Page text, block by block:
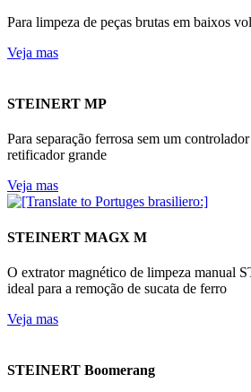
Para limpeza de peças brutas em baixos
Veja mas
STEINERT MP
Para separação ferrosa sem um
retificador grande
Veja mas
STEINERT MAGX M
O extrator magnético de limpeza manual
ideal para a remoção de sucata de ferro
Veja mas
STEINERT Boomerang